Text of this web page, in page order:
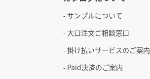
- サンプルについて
- 大口注文ご相談窓口
- 掛け払いサービスのご案内
- Paid決済のご案内